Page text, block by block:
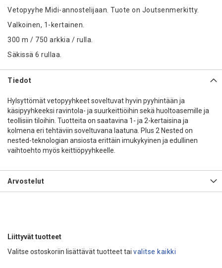
Vetopyyhe Midi-annostelijaan. Tuote on Joutsenmerkitty.
Valkoinen, 1-kertainen.
300 m / 750 arkkia / rulla.
Säkissä 6 rullaa.
Tiedot
Hylsyttömät vetopyyhkeet soveltuvat hyvin pyyhintään ja
käsipyyhkeeksi ravintola- ja suurkeittiöihin sekä huoltoasemille ja
teollisiin tiloihin. Tuotteita on saatavina 1- ja 2-kertaisina ja
kolmena eri tehtäviin soveltuvana laatuna. Plus 2 Nested on
nested-teknologian ansiosta erittäin imukykyinen ja edullinen
vaihtoehto myös keittiöpyyhkeelle.
Arvostelut
Liittyvät tuotteet
Valitse ostoskoriin lisättävät tuotteet tai valitse kaikki